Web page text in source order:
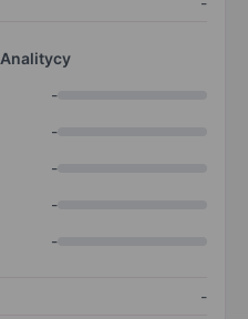
Analitycy
-
-
-
-
-
-